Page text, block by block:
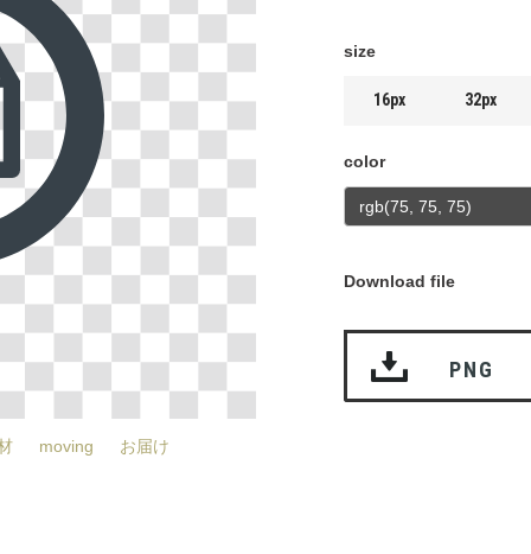
moving
お届け
size
16px 32px
color
Download file
PNG